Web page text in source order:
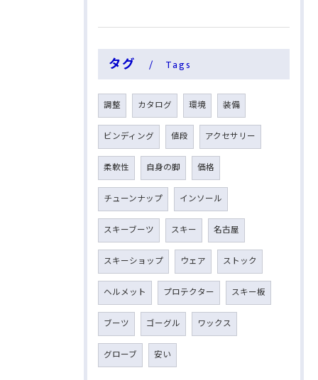
タグ Tags
調整 カタログ 環境 装備
ビンディング 値段 アクセサリー
柔軟性 自身の脚 価格
チューンナップ インソール
スキーブーツ スキー 名古屋
スキーショップ ウェア ストック
ヘルメット プロテクター スキー板
ブーツ ゴーグル ワックス
グローブ 安い